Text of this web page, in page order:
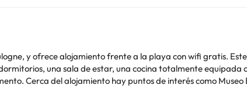
y ofrece alojamiento frente a la playa con wifi gratis.
sur-Mer,